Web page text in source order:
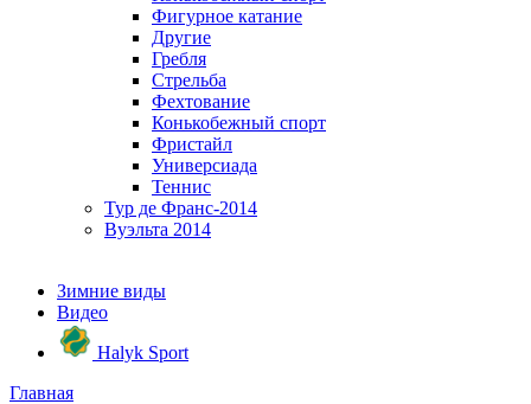
Фигурное катание
Другие
Гребля
Стрельба
Фехтование
Конькобежный спорт
Фристайл
Универсиада
Теннис
Тур де Франс-2014
Вуэльта 2014
Зимние виды
Видео
Halyk Sport
Главная